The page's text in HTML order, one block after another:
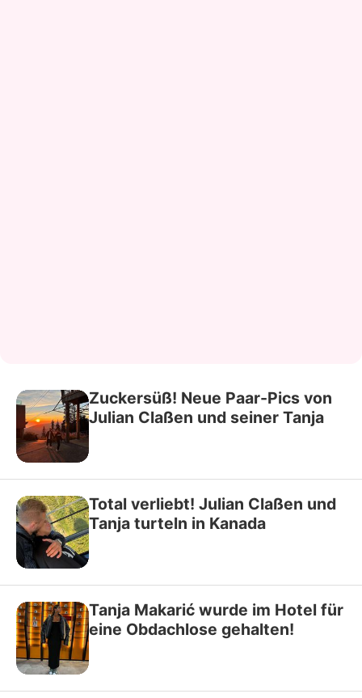
Zuckersüß! Neue Paar-Pics von
Julian Claßen und seiner Tanja
Total verliebt! Julian Claßen und
Tanja turteln in Kanada
Tanja Makarić wurde im Hotel für
eine Obdachlose gehalten!